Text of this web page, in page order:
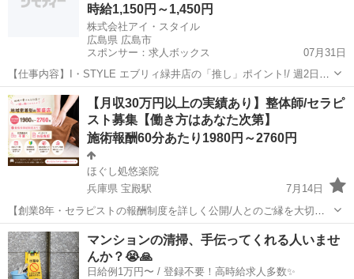
時給1,150円～1,450円
株式会社アイ・スタイル
広島県 広島市
スポンサー：求人ボックス
07月31日
【仕事内容】I・STYLE エブリィ緑井店の「推し」ポイント!/ 週2日・
1日6時間〜OK! 「子どもが帰る時間までに」「扶養内で」など、あな
たのライフスタイルに合わせた働き方が可能です。 ‍ 急な熱でも「お互
いさま」。ママさん美...
アルバイト・パート
【月収30万円以上の実績あり】整体師/セラピ
スト募集【働き方はあなた次第】
施術報酬60分あたり1980円～2760円
ほぐし処悠楽院
兵庫県 宝殿駅
7月14日
【創業8年・セラピストの報酬制度を詳しく公開/人とのご縁を大切に
しているお店です】 ほぐし処悠楽院は、高砂市・宝殿駅の北側にある
ベッド4台のリラクゼーションサロンです。 安くて上手で親切なお店
をコンセプトに毎...
兵庫 高砂市 セラピスト シルバー
マンションの清掃、手伝ってくれる人いませ
んか？😭🙏
日給例1万円〜 / 登録不要！高時給求人多数✨